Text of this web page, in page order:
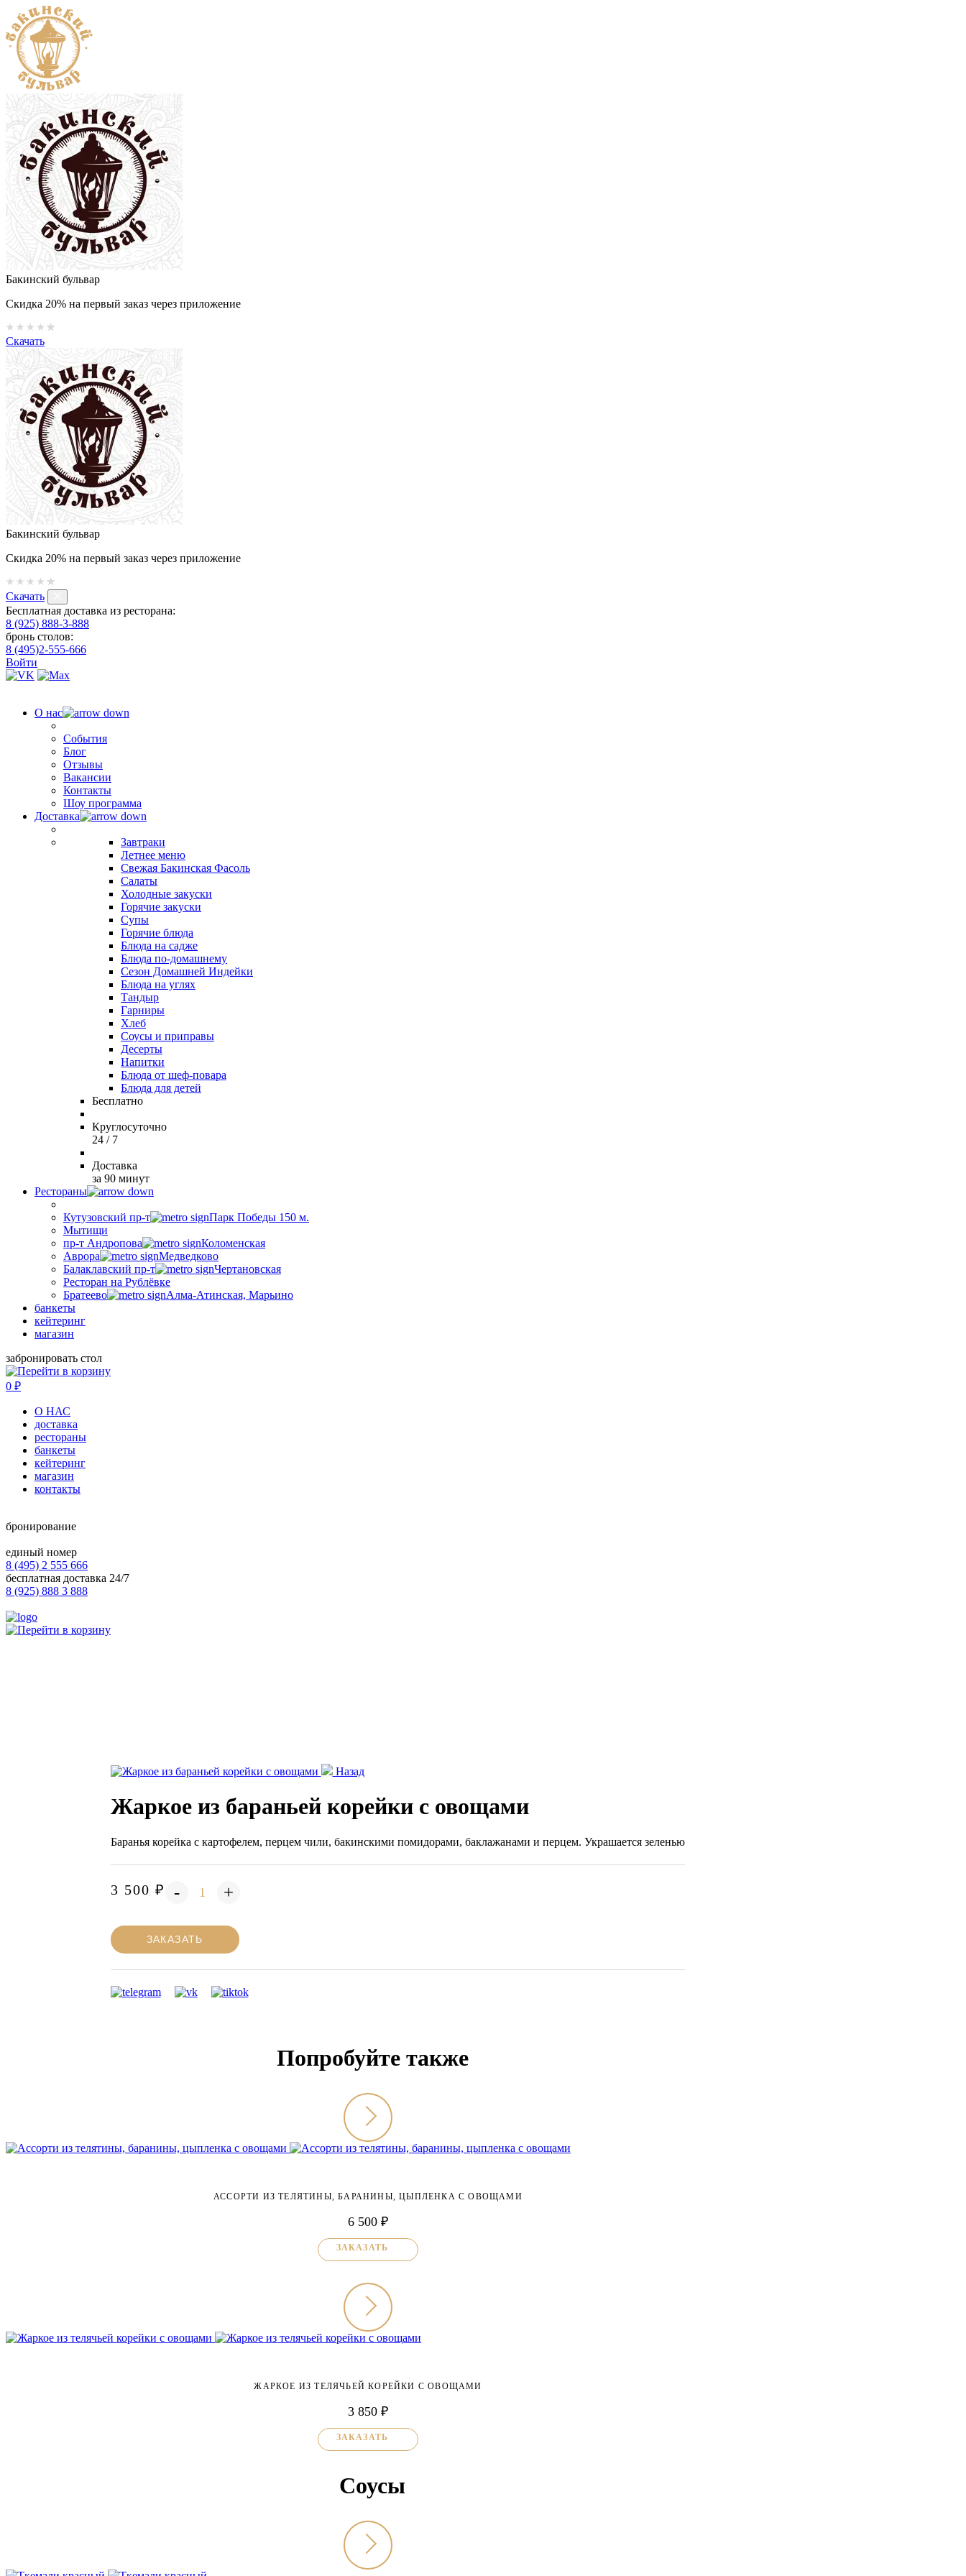
Бакинский бульвар
Скидка 20% на первый заказ через приложение
Скачать
Бакинский бульвар
Скидка 20% на первый заказ через приложение
Скачать
Бесплатная доставка из ресторана:
8 (925) 888-3-888
бронь столов:
8 (495)2-555-666
Войти
О нас
События
Блог
Отзывы
Вакансии
Контакты
Шоу программа
Доставка
Завтраки
Летнее меню
Свежая Бакинская Фасоль
Салаты
Холодные закуски
Горячие закуски
Супы
Горячие блюда
Блюда на садже
Блюда по-домашнему
Сезон Домашней Индейки
Блюда на углях
Тандыр
Гарниры
Хлеб
Соусы и приправы
Десерты
Напитки
Блюда от шеф-повара
Блюда для детей
Бесплатно
Круглосуточно
24 / 7
Доставка
за 90 минут
Рестораны
Кутузовский пр-т
Парк Победы 150 м.
Мытищи
пр-т Андропова
Коломенская
Аврора
Медведково
Балаклавский пр-т
Чертановская
Ресторан на Рублёвке
Братеево
Алма-Атинская, Марьино
банкеты
кейтеринг
магазин
забронировать стол
0 ₽
О НАС
доставка
рестораны
банкеты
кейтеринг
магазин
контакты
бронирование
единый номер
8 (495) 2 555 666
бесплатная доставка 24/7
8 (925) 888 3 888
Назад
Жаркое из бараньей корейки с овощами
Баранья корейка с картофелем, перцем чили, бакинскими помидорами, баклажанами и перцем. Украшается зеленью
3 500 ₽ - 1 +
ЗАКАЗАТЬ
Попробуйте также
АССОРТИ ИЗ ТЕЛЯТИНЫ, БАРАНИНЫ, ЦЫПЛЕНКА С ОВОЩАМИ
6 500 ₽
ЗАКАЗАТЬ
ЖАРКОЕ ИЗ ТЕЛЯЧЬЕЙ КОРЕЙКИ С ОВОЩАМИ
3 850 ₽
ЗАКАЗАТЬ
Соусы